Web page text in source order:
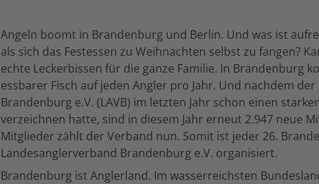
Angeln boomt in Brandenburg und Berlin. Und was ist
als sich das Festessen zu Weihnachten selbst zu fangen?
echte Leckerbissen für die ganze Familie. In Brandenburg
essbarer Fisch auf jeden Angler pro Jahr. Und nachdem
Brandenburg e.V. (LAVB) im letzten Jahr schon einen
verzeichnen hatte, sind in diesem Jahr erneut 2.947 neue
Mitglieder zählt der Verband nun. Somit ist jeder 26.
Landesanglerverband Brandenburg e.V. organisiert.
Brandenburg ist Anglerland. Im wasserreichsten